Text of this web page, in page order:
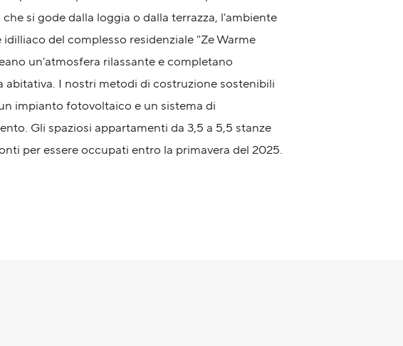
si gode dalla loggia o dalla terrazza, l'ambiente
del complesso residenziale "Ze Warme
un'atmosfera rilassante e completano
abitativa. I nostri metodi di costruzione sostenibili
impianto fotovoltaico e un sistema di
Gli spaziosi appartamenti da 3,5 a 5,5 stanze
per essere occupati entro la primavera del 2025.